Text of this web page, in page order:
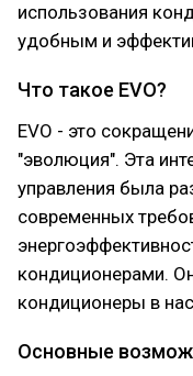
использования
удобным и
Что такое EVO?
EVO - это
"эволюция". Эта
управления была
современных
кондиционерами.
кондиционеры в
Основные